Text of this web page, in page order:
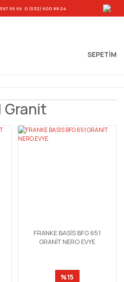
65 66-0 (532) 600 88 24
SEPETIM
Granit
FRANKE BASİS BFG 651
GRANİT NERO EVYE
%15